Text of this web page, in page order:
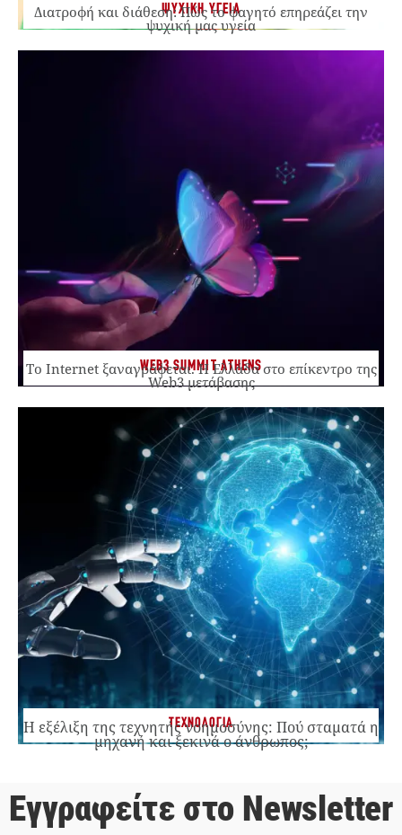
ΨΥΧΙΚΗ ΥΓΕΙΑ
Διατροφή και διάθεση: Πώς το φαγητό επηρεάζει την
ψυχική μας υγεία
WEB3 SUMMIT ATHENS
Το Internet ξαναγράφεται. Η Ελλάδα στο επίκεντρο της
Web3 μετάβασης
ΤΕΧΝΟΛΟΓΙΑ
Η εξέλιξη της τεχνητής νοημοσύνης: Πού σταματά η
μηχανή και ξεκινά ο άνθρωπος;
Εγγραφείτε στο Newsletter